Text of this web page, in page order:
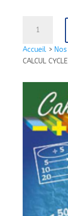
Accueil>
CALCUL
CAHIER
DE
NIVEAU
2C///PEMF/